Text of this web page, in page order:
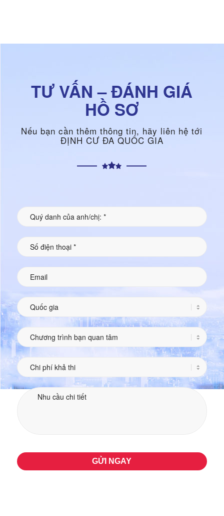
TƯ VẤN – ĐÁNH GIÁ
HỒ SƠ
Nếu bạn cần thêm thông tin, hãy liên hệ tới
ĐỊNH CƯ ĐA QUỐC GIA